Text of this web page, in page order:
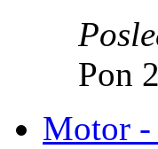
Pon
Motor -